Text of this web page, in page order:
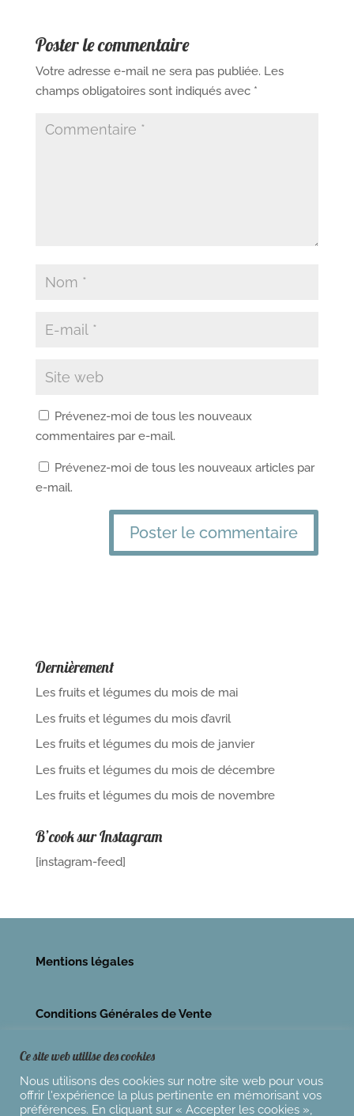
Poster le commentaire
Votre adresse e-mail ne sera pas publiée. Les
champs obligatoires sont indiqués avec *
Prévenez-moi de tous les nouveaux
commentaires par e-mail.
Prévenez-moi de tous les nouveaux articles par
e-mail.
Dernièrement
Les fruits et légumes du mois de mai
Les fruits et légumes du mois d’avril
Les fruits et légumes du mois de janvier
Les fruits et légumes du mois de décembre
Les fruits et légumes du mois de novembre
B’cook sur Instagram
[instagram-feed]
Mentions légales
Conditions Générales de Vente
Ce site web utilise des cookies
Nous utilisons des cookies sur notre site web pour vous
offrir l'expérience la plus pertinente en mémorisant vos
préférences. En cliquant sur « Accepter les cookies »,